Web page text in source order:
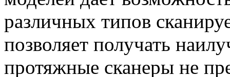
различных типов
позволяет получать
протяжные сканеры не